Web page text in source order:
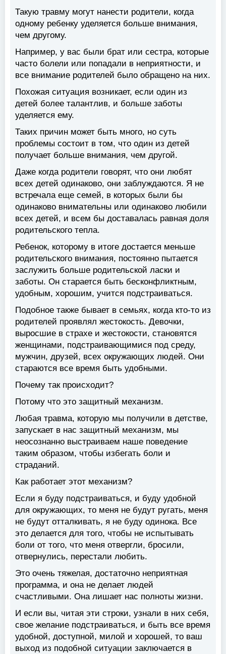
Такую травму могут нанести родители, когда
одному ребенку уделяется больше внимания,
чем другому.
Например, у вас были брат или сестра, которые
часто болели или попадали в неприятности, и
все внимание родителей было обращено на них.
Похожая ситуация возникает, если один из
детей более талантлив, и больше заботы
уделяется ему.
Таких причин может быть много, но суть
проблемы состоит в том, что один из детей
получает больше внимания, чем другой.
Даже когда родители говорят, что они любят
всех детей одинаково, они заблуждаются. Я не
встречала еще семей, в которых были бы
одинаково внимательны или одинаково любили
всех детей, и всем бы доставалась равная доля
родительского тепла.
Ребенок, которому в итоге достается меньше
родительского внимания, постоянно пытается
заслужить больше родительской ласки и
заботы. Он старается быть бесконфликтным,
удобным, хорошим, учится подстраиваться.
Подобное также бывает в семьях, когда кто-то из
родителей проявлял жестокость. Девочки,
выросшие в страхе и жестокости, становятся
женщинами, подстраивающимися под среду,
мужчин, друзей, всех окружающих людей. Они
стараются все время быть удобными.
Почему так происходит?
Потому что это защитный механизм.
Любая травма, которую мы получили в детстве,
запускает в нас защитный механизм, мы
неосознанно выстраиваем наше поведение
таким образом, чтобы избегать боли и
страданий.
Как работает этот механизм?
Если я буду подстраиваться, и буду удобной
для окружающих, то меня не будут ругать, меня
не будут отталкивать, я не буду одинока. Все
это делается для того, чтобы не испытывать
боли от того, что меня отвергли, бросили,
отвернулись, перестали любить.
Это очень тяжелая, достаточно неприятная
программа, и она не делает людей
счастливыми. Она лишает нас полноты жизни.
И если вы, читая эти строки, узнали в них себя,
свое желание подстраиваться, и быть все время
удобной, доступной, милой и хорошей, то ваш
выход из подобной ситуации заключается в